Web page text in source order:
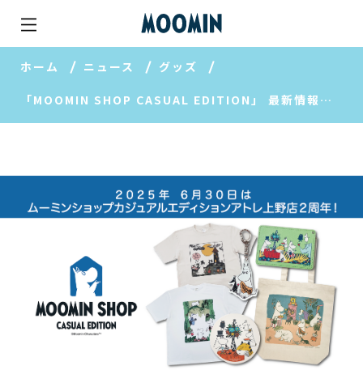
ホーム ニュース グッズ
「MOOMIN SHOP CASUAL EDITION」 最新情報！アトレ上野店２周年！